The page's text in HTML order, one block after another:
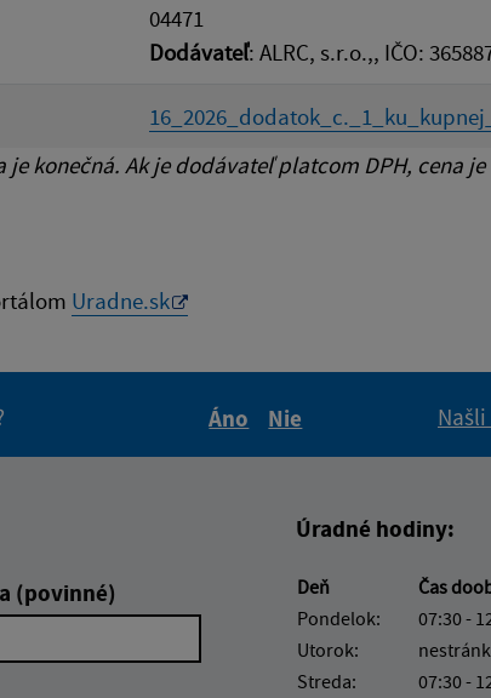
04471
Dodávateľ: ALRC, s.r.o.,, IČO:
je konečná. Ak je dodávateľ platcom DPH, cena
Uradne.sk
Áno
Nie
(povinné)
Úradné hodiny:
Deň Čas
Pondelok:
07:30 -
Utorok:
Streda:
07:30 -